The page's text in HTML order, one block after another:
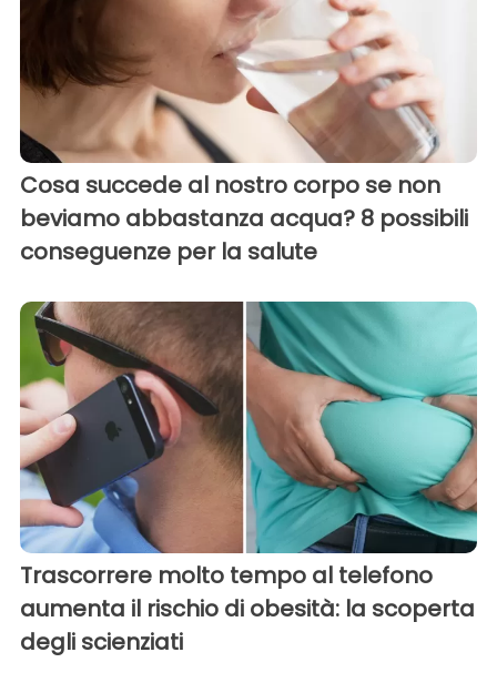
Cosa succede al nostro corpo se non
beviamo abbastanza acqua? 8 possibili
conseguenze per la salute
Trascorrere molto tempo al telefono
aumenta il rischio di obesità: la scoperta
degli scienziati